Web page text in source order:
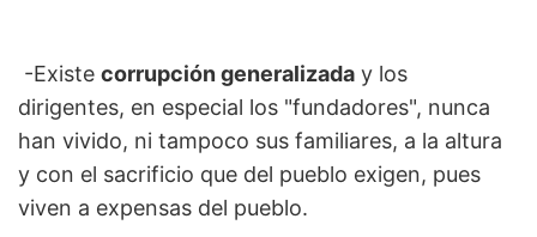
-Existe corrupción generalizada y los
dirigentes, en especial los "fundadores", nunca
han vivido, ni tampoco sus familiares, a la altura
y con el sacrificio que del pueblo exigen, pues
viven a expensas del pueblo.